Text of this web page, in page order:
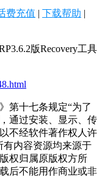
费充值 | 下载帮助 |
版Recovery工具
第十七条规定“为了
通过安装、显示、传
不经软件著作权人许
有内容资源均来源于
权归属原版权方所
后不能用作商业或非